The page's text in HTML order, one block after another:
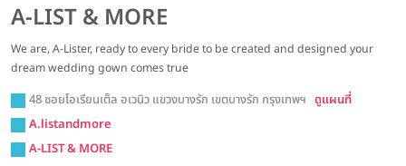
A-LIST & MORE
We are, A-Lister, ready to every bride to be created and designed your
dream wedding gown comes true
48 ซอยโอเรียนเต็ล อเวนิว แขวงบางรัก เขตบางรัก กรุงเทพฯ ดูแผนที่
A.listandmore
A-LIST & MORE